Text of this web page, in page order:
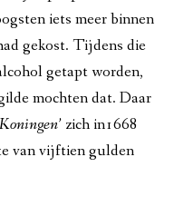
iets meer binnen
gekost. Tijdens die
getapt worden,
mochten dat. Daar
zich in1668
van vijftien gulden